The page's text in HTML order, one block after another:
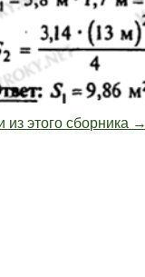
из этого сборника →